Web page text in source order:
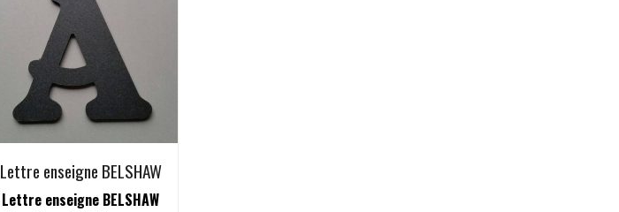
Lettre enseigne BELSHAW
Lettre enseigne BELSHAW